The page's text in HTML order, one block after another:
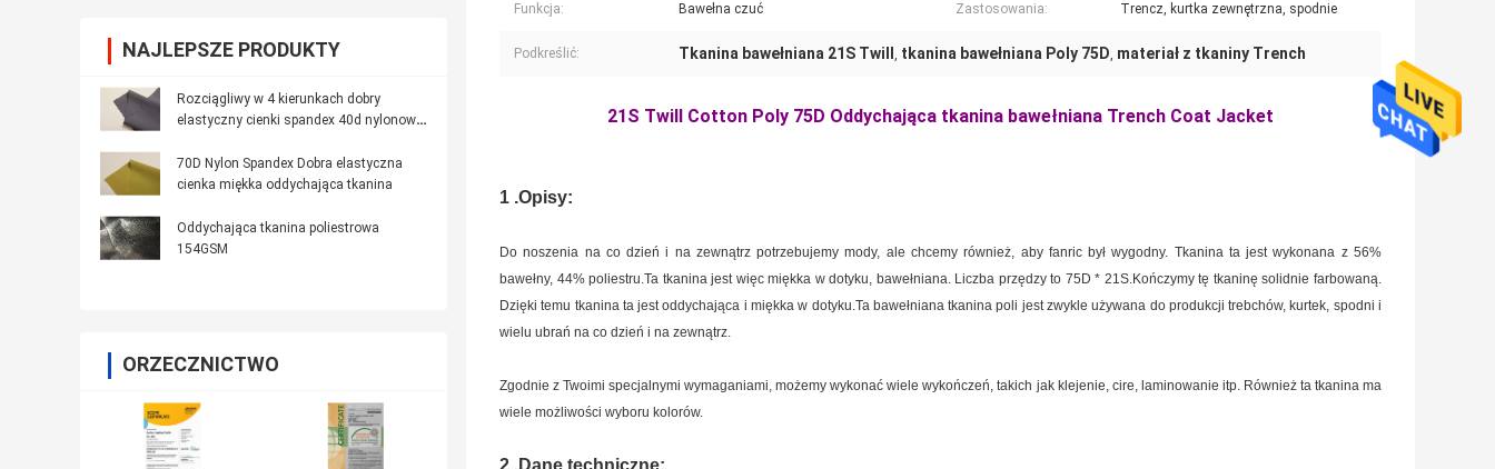
NAJLEPSZE PRODUKTY
Rozciągliwy w 4 kierunkach dobry
elastyczny cienki spandex 40d nylonowy
70D Nylon Spandex Dobra elastyczna
cienka miękka oddychająca tkanina
Oddychająca tkanina poliestrowa
154GSM
ORZECZNICTWO
Funkcja: Bawełna czuć Zastosowania: Trencz, kurtka zewnętrzna, spodnie
Podkreślić: Tkanina bawełniana 21S Twill , tkanina bawełniana Poly 75D, materiał z tkaniny Trench
21S Twill Cotton Poly 75D Oddychająca tkanina bawełniana Trench Coat Jacket
1 .Opisy:
Do noszenia na co dzień i na zewnątrz potrzebujemy mody, ale chcemy również, aby fanric był wygodny. Tkanina ta jest wykonana z 56%
bawełny, 44% poliestru.Ta tkanina jest więc miękka w dotyku, bawełniana. Liczba przędzy to 75D * 21S.Kończymy tę tkaninę solidnie farbowaną.
Dzięki temu tkanina ta jest oddychająca i miękka w dotyku.Ta bawełniana tkanina poli jest zwykle używana do produkcji trebchów, kurtek, spodni i
wielu ubrań na co dzień i na zewnątrz.
Zgodnie z Twoimi specjalnymi wymaganiami, możemy wykonać wiele wykończeń, takich jak klejenie, cire, laminowanie itp. Również ta tkanina ma
wiele możliwości wyboru kolorów.